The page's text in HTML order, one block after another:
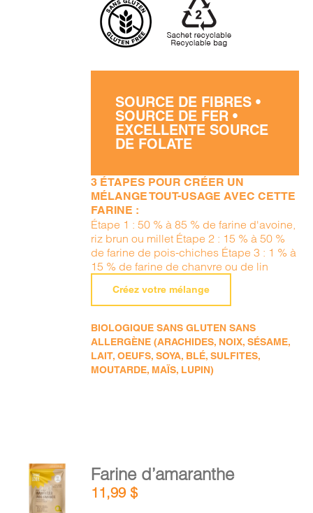
SOURCE DE FIBRES •
SOURCE DE FER •
EXCELLENTE SOURCE
DE FOLATE
3 ÉTAPES POUR CRÉER UN
MÉLANGE TOUT-USAGE AVEC CETTE
FARINE :
Étape 1 : 50 % à 85 % de farine d'avoine,
riz brun ou millet Étape 2 : 15 % à 50 %
de farine de pois-chiches Étape 3 : 1 % à
15 % de farine de chanvre ou de lin
Créez votre mélange
BIOLOGIQUE SANS GLUTEN SANS
ALLERGÈNE (ARACHIDES, NOIX, SÉSAME,
LAIT, OEUFS, SOYA, BLÉ, SULFITES,
MOUTARDE, MAÏS, LUPIN)
AJOUTER
AU
PANIER
Farine d’amaranthe
11,99$